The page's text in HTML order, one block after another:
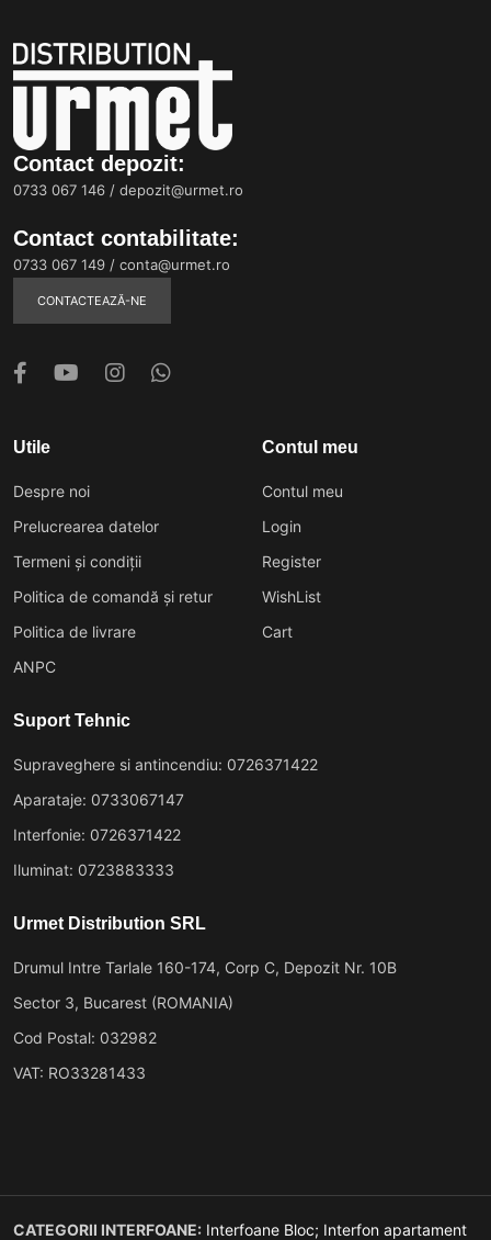
Contact depozit:
0733 067 146 / depozit@urmet.ro
Contact contabilitate:
0733 067 149 / conta@urmet.ro
CONTACTEAZĂ-NE
Utile
Despre noi
Prelucrearea datelor
Termeni și condiții
Politica de comandă și retur
Politica de livrare
ANPC
Contul meu
Contul meu
Login
Register
WishList
Cart
Suport Tehnic
Supraveghere si antincendiu: 0726371422
Aparataje: 0733067147
Interfonie: 0726371422
Iluminat: 0723883333
Urmet Distribution SRL
Drumul Intre Tarlale 160-174, Corp C, Depozit Nr. 10B
Sector 3, Bucarest (ROMANIA)
Cod Postal: 032982
VAT: RO33281433
CATEGORII INTERFOANE: Interfoane Bloc; Interfon apartament